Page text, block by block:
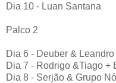
Dia 10 - Luan Santana
Palco 2
Dia 6 - Deuber & Leandro
Dia 7 - Rodrigo &Tiago +
Dia 8 - Serjão & Grupo